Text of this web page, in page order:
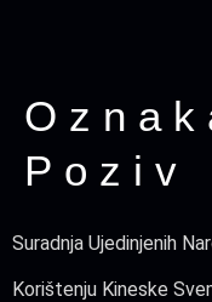
Poziv
Suradnja Ujedinjenih
Korištenju Kineske